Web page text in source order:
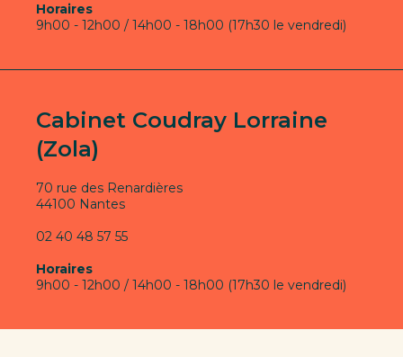
Horaires
9h00 - 12h00 / 14h00 - 18h00 (17h30 le vendredi)
Cabinet Coudray Lorraine
(Zola)
70 rue des Renardières
44100 Nantes
02 40 48 57 55
Horaires
9h00 - 12h00 / 14h00 - 18h00 (17h30 le vendredi)